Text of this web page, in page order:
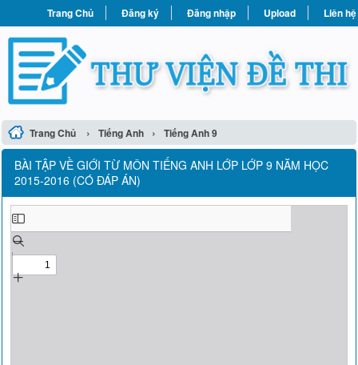
Trang Chủ Đăng ký Đăng nhập Upload Liên hệ
Trang Chủ › Tiếng Anh › Tiếng Anh 9
BÀI TẬP VỀ GIỚI TỪ MÔN TIẾNG ANH LỚP LỚP 9 NĂM HỌC
2015-2016 (CÓ ĐÁP ÁN)